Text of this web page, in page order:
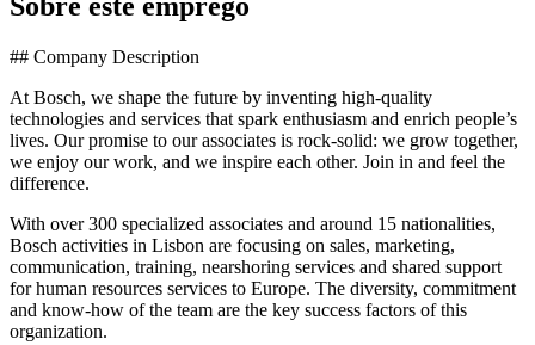
## Company Description
At Bosch, we shape the future by inventing high-quality
technologies and services that spark enthusiasm and enrich people’s
lives. Our promise to our associates is rock-solid: we grow together,
we enjoy our work, and we inspire each other. Join in and feel the
difference.
With over 300 specialized associates and around 15 nationalities,
Bosch activities in Lisbon are focusing on sales, marketing,
communication, training, nearshoring services and shared support
for human resources services to Europe. The diversity, commitment
and know-how of the team are the key success factors of this
organization.